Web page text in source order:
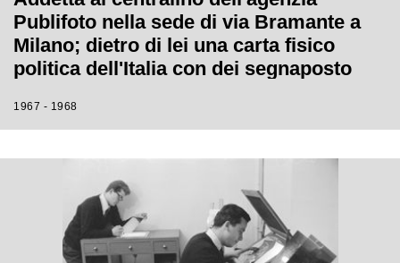
Publifoto nella sede di via Bramante a
Milano; dietro di lei una carta fisico
politica dell'Italia con dei segnaposto
1967 - 1968